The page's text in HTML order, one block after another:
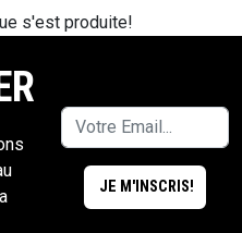
s'est produite!